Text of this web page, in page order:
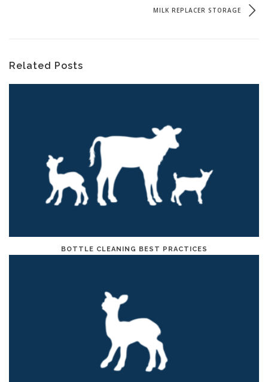
MILK REPLACER STORAGE
Related Posts
BOTTLE CLEANING BEST PRACTICES